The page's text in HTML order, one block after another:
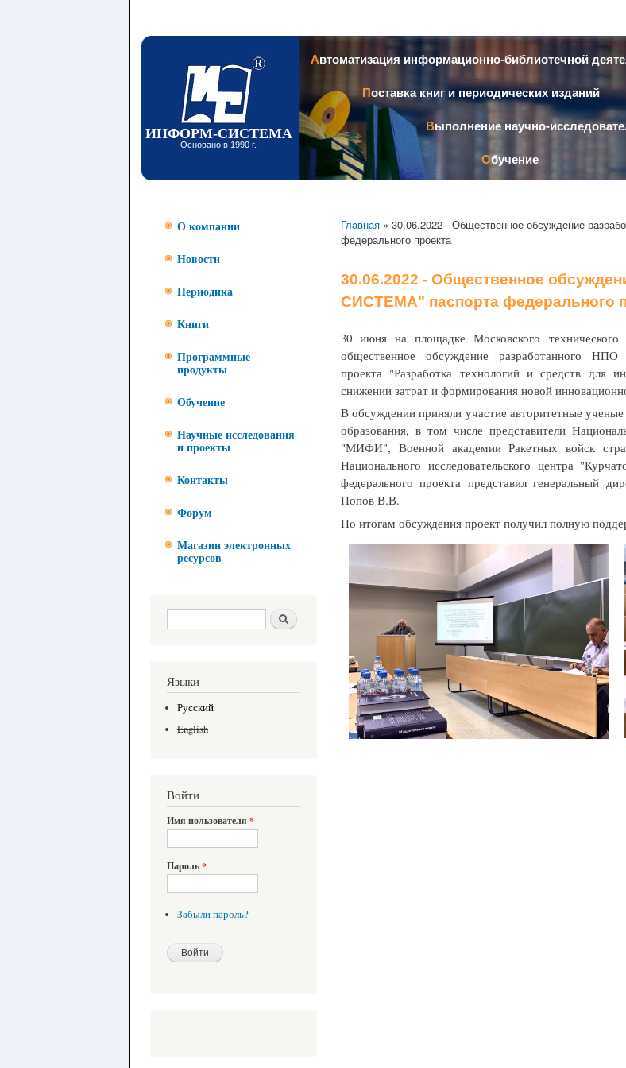
содержанию
ИНФОРМ-СИСТЕМА
Основано в 1990 г.
Автоматизация информационно-библиотечной
Поставка книг и периодических изданий
Выполнение научно-
Обучение
О компании
Новости
Периодика
Книги
Программные
продукты
Обучение
Научные исследования
и проекты
Контакты
Форум
Магазин электронных
ресурсов
Форма поиска Поиск
Языки
Русский
English
Войти
Имя пользователя *
Пароль*
Забыли пароль?
Главная » 30.06.2022 - Общественное обсуждение
федерального проекта
30.06.2022 - Общественное
СИСТЕМА" паспорта федерального
30 июня на площадке Московского
общественное обсуждение разработанного
проекта "Разработка технологий и средств для
снижении затрат и формирования новой
В обсуждении приняли участие авторитетные
образования, в том числе представители
"МИФИ", Военной академии Ракетных войск
Национального исследовательского центра
федерального проекта представил
Попов В.В.
По итогам обсуждения проект получил полную